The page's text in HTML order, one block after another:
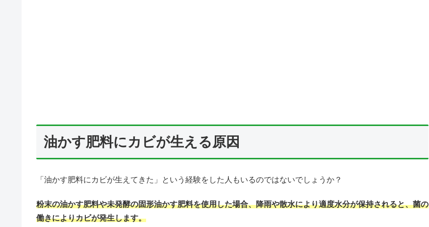
油かす肥料にカビが生える原因
「油かす肥料にカビが生えてきた」という経験をした人もいるのではないでしょうか？
粉末の油かす肥料や未発酵の固形油かす肥料を使用した場合、降雨や散水により適度水分が保持されると、菌の
働きによりカビが発生します。